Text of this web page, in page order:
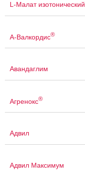
L-Малат изотонический
А-Валкордис®
Авандаглим
Агренокс®
Адвил
Адвил Максимум